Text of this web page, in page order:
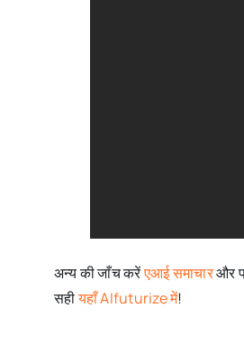
अन्य की जाँच करेंएआई समाचारऔर
सहीयहाँ AIfuturize में!